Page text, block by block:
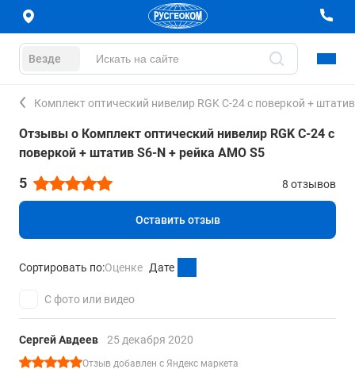
Везде
Комплект оптический нивелир RGK C-24 с поверкой +
Отзывы о Комплект оптический нивелир RGK C-24 с
поверкой + штатив S6-N + рейка AMO S5
5 8 отзывов
Оставить отзыв
Сортировать по:Оценке Дате
С фото или видео
Сергей Авдеев 25 декабря 2020
Отзыв добавлен с Яндекс маркета